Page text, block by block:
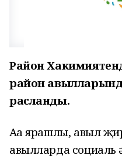
Район
район
расланды.
Аңа ярашлы, авыл
авылларда социаль